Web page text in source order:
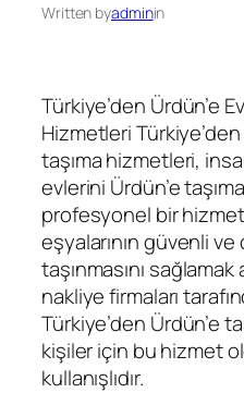
Written byadminin
Türkiye’den Ürdün’e
Hizmetleri
taşıma hizmetleri,
evlerini Ürdün’e
profesyonel bir
eşyalarının güvenli
taşınmasını
nakliye firmaları
Türkiye’den Ürdün’e
kişiler için bu hizmet
kullanışlıdır.